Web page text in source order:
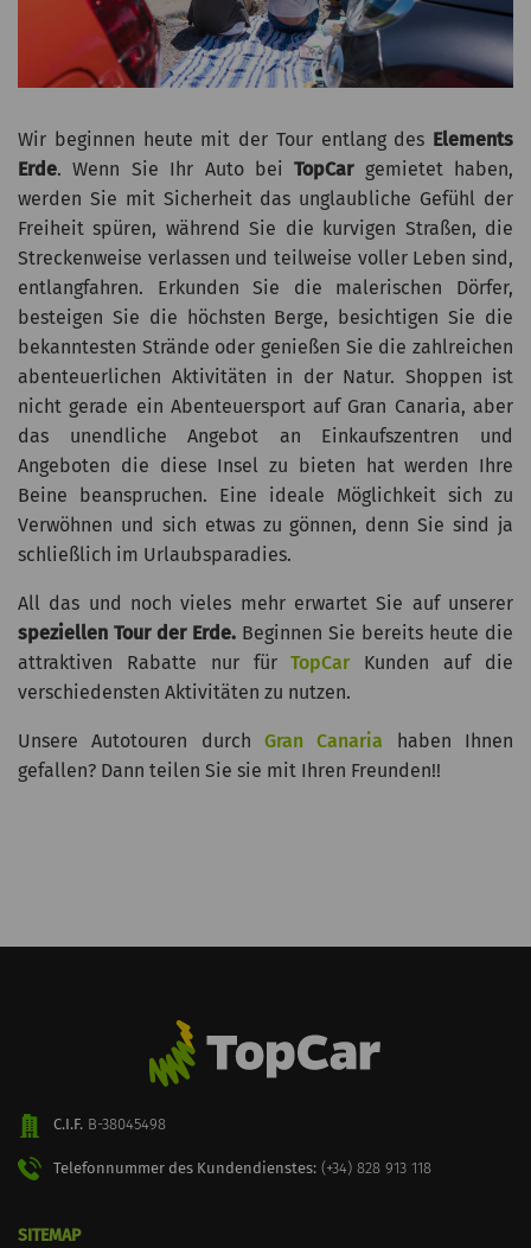
Wir beginnen heute mit der Tour entlang des Elements
Erde. Wenn Sie Ihr Auto beiTopCar gemietet haben,
werden Sie mit Sicherheit das unglaubliche Gefühl der
Freiheit spüren, während Sie die kurvigen Straßen, die
Streckenweise verlassen und teilweise voller Leben sind,
entlangfahren. Erkunden Sie die malerischen Dörfer,
besteigen Sie die höchsten Berge, besichtigen Sie die
bekanntesten Strände oder genießen Sie die zahlreichen
abenteuerlichen Aktivitäten in der Natur. Shoppen ist
nicht gerade ein Abenteuersport auf Gran Canaria, aber
das unendliche Angebot an Einkaufszentren und
Angeboten die diese Insel zu bieten hat werden Ihre
Beine beanspruchen. Eine ideale Möglichkeit sich zu
Verwöhnen und sich etwas zu gönnen, denn Sie sind ja
schließlich im Urlaubsparadies.
All das und noch vieles mehr erwartet Sie auf unserer
speziellen Tour der Erde. Beginnen Sie bereits heute die
attraktiven Rabatte nur fürTopCar
Kunden auf die
verschiedensten Aktivitäten zu nutzen.
Unsere Autotouren durch Gran Canaria haben Ihnen
gefallen? Dann teilen Sie sie mit Ihren Freunden!!
C.I.F. B-38045498
Telefonnummer des Kundendienstes: (+34) 828 913 118
SITEMAP